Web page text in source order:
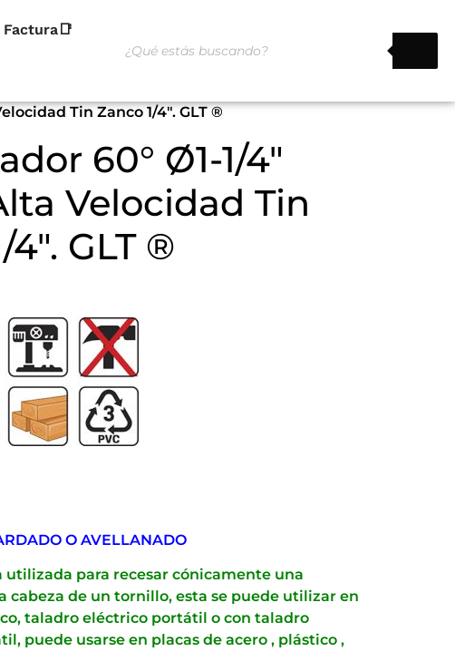
Factura📑
Tin Zanco 1/4″. GLT ®
60° Ø1-1/4″
Velocidad Tin
GLT ®
O AVELLANADO
utilizada para recesar cónicamente una
cabeza de un tornillo, esta se puede utilizar en
taladro eléctrico portátil o con taladro
puede usarse en placas de acero , plástico ,